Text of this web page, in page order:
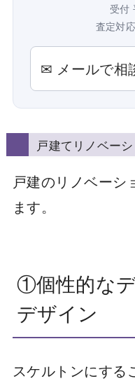
受付
査定対
✉ メールで相
戸建てリノベー
戸建のリノベーシ
ます。
①個性的な
デザイン
スケルトンにする